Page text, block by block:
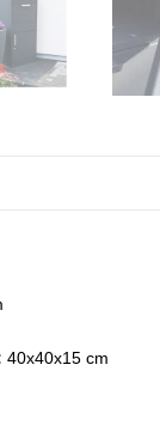
40x40x15 cm